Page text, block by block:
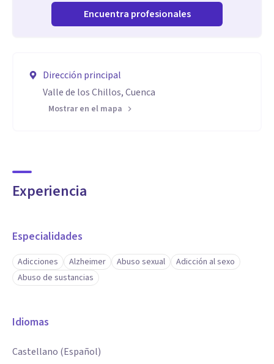
Encuentra profesionales
Dirección principal
Valle de los Chillos, Cuenca
Mostrar en el mapa
Experiencia
Especialidades
Adicciones Alzheimer Abuso sexual
Adicción al sexo
Abuso de sustancias
Idiomas
Castellano (Español)